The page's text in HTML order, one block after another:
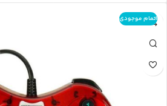
اتمام موجودی